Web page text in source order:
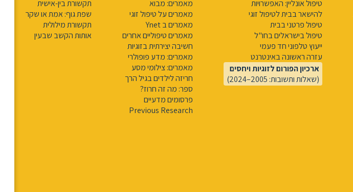
טיפול אונליין: האפשרויות
להישאר בבית לטיפול זוגי
טיפול פרטני בבית
טיפול בישראלים בחו"ל
ייעוץ טלפוני חד פעמי
עזרה ראשונה באינטרנט
ארכיון הפורום לזוגיות ויחסים
(שאלות ותשובות: 2005–2024)
מאמרים: מבוא
מאמרים על טיפול זוגי
מאמרים ב Ynet
מאמרים טיפוליים אחרים
חשיבה יצירתית בזוגיות
מאמרים: מדע פופולרי
מאמרים: צילומי מסע
חריזה לילדים בגיל הרך
ספר: מה זה חרוז?
פרסומים מדעיים
Previous Research
תקשורת בין-אישית
שפת גוף: אמת או שקר
תקשורת מילולית
אותות הקשב שבעין